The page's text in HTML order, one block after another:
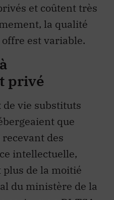
et coûtent très
la qualité
offre est variable.
privé
vie substituts
que
des
intellectuelle,
de la moitié
du ministère de la